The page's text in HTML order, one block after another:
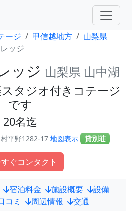
ージ 甲信越地方
山梨県
ッジ
ッジ 山梨県 山中湖
タジオ付きコテージ
です
20名迄
平野1282-17 地図表示 貸別荘
ぐコンタクト
宿泊料金 施設概要
設備
コミ
周辺情報 交通